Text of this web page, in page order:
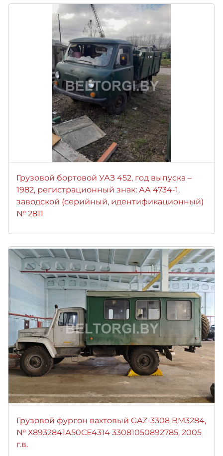
Грузовой бортовой УАЗ 452, год выпуска –
1982, регистрационный знак: АА 4734-1,
заводской (серийный, идентификационный)
№ 2811
Грузовой фургон вахтовый GAZ-3308 BM3284,
№ Х8932841А50СЕ4314 33081050892785, 2005
г.в.